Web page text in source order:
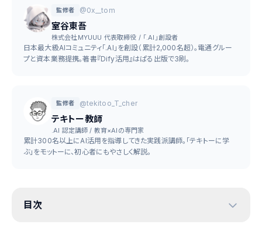
監修者 @0x__tom
室谷東吾
株式会社MYUUU 代表取締役 / 「.AI」創設者
日本最大級AIコミュニティ「.AI」を創設（累計2,000名超）。電通グルー
プと資本業務提携。著書『Dify活用』はぱる出版で3刷。
監修者 @tekitoo_T_cher
テキトー教師
.AI 認定講師 / 教育×AIの専門家
累計300名以上にAI活用を指導してきた実践派講師。「テキトーに学
ぶ」をモットーに、初心者にもやさしく解説。
目次